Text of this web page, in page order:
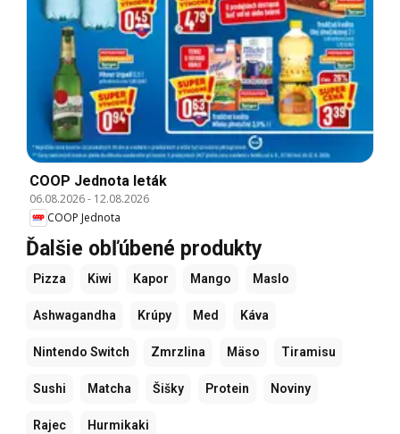
COOP Jednota leták
06.08.2026- 12.08.2026
COOP Jednota
Ďalšie obľúbené produkty
Pizza Kiwi Kapor Mango Maslo
Ashwagandha Krúpy Med Káva
Nintendo Switch Zmrzlina Mäso Tiramisu
Sushi Matcha Šišky Protein Noviny
Rajec Hurmikaki